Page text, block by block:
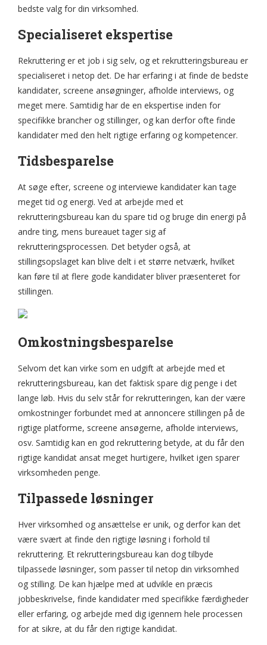
bedste valg for din virksomhed.
Specialiseret ekspertise
Rekruttering er et job i sig selv, og et rekrutteringsbureau er
specialiseret i netop det. De har erfaring i at finde de bedste
kandidater, screene ansøgninger, afholde interviews, og
meget mere. Samtidig har de en ekspertise inden for
specifikke brancher og stillinger, og kan derfor ofte finde
kandidater med den helt rigtige erfaring og kompetencer.
Tidsbesparelse
At søge efter, screene og interviewe kandidater kan tage
meget tid og energi. Ved at arbejde med et
rekrutteringsbureau kan du spare tid og bruge din energi på
andre ting, mens bureauet tager sig af
rekrutteringsprocessen. Det betyder også, at
stillingsopslaget kan blive delt i et større netværk, hvilket
kan føre til at flere gode kandidater bliver præsenteret for
stillingen.
Omkostningsbesparelse
Selvom det kan virke som en udgift at arbejde med et
rekrutteringsbureau, kan det faktisk spare dig penge i det
lange løb. Hvis du selv står for rekrutteringen, kan der være
omkostninger forbundet med at annoncere stillingen på de
rigtige platforme, screene ansøgerne, afholde interviews,
osv. Samtidig kan en god rekruttering betyde, at du får den
rigtige kandidat ansat meget hurtigere, hvilket igen sparer
virksomheden penge.
Tilpassede løsninger
Hver virksomhed og ansættelse er unik, og derfor kan det
være svært at finde den rigtige løsning i forhold til
rekruttering. Et rekrutteringsbureau kan dog tilbyde
tilpassede løsninger, som passer til netop din virksomhed
og stilling. De kan hjælpe med at udvikle en præcis
jobbeskrivelse, finde kandidater med specifikke færdigheder
eller erfaring, og arbejde med dig igennem hele processen
for at sikre, at du får den rigtige kandidat.